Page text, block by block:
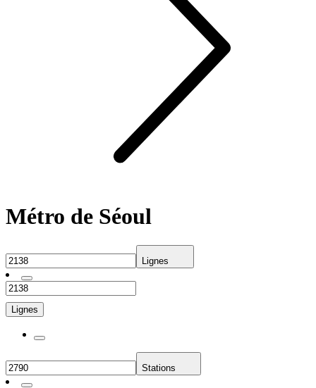
Métro de Séoul
Lignes
Lignes
Stations